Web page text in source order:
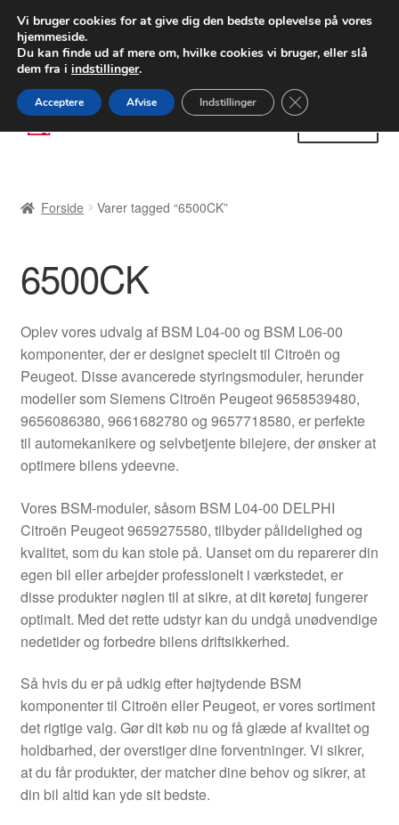
LEVERING fra 55 kr.
FEDEX verdensomspændende forsendelse
80 82 72 02
Spring
til
Spring
til
Betalinger
Kasse
Klageprocedure
Kontakte
Kurv
Levering
Min Konto
Om os
Privatlivspolitik
Vilkår og betingelser
Forside Varer tagged “6500CK”
6500CK
Oplev vores udvalg af BSM L04-00 og BSM L06-00
komponenter, der er designet specielt til Citroën og
Peugeot. Disse avancerede styringsmoduler, herunder
modeller som Siemens Citroën Peugeot 9658539480,
9656086380, 9661682780 og 9657718580, er perfekte
til automekanikere og selvbetjente bilejere, der ønsker at
optimere bilens ydeevne.
Vores BSM-moduler, såsom BSM L04-00 DELPHI
Citroën Peugeot 9659275580, tilbyder pålidelighed og
kvalitet, som du kan stole på. Uanset om du reparerer din
egen bil eller arbejder professionelt i værkstedet, er
disse produkter nøglen til at sikre, at dit køretøj fungerer
optimalt. Med det rette udstyr kan du undgå unødvendige
nedetider og forbedre bilens driftsikkerhed.
Så hvis du er på udkig efter højtydende BSM
komponenter til Citroën eller Peugeot, er vores sortiment
det rigtige valg. Gør dit køb nu og få glæde af kvalitet og
holdbarhed, der overstiger dine forventninger. Vi sikrer,
at du får produkter, der matcher dine behov og sikrer, at
din bil altid kan yde sit bedste.
Vi bruger cookies for at give dig den bedste oplevelse på vores
hjemmeside.
Du kan finde ud af mere om, hvilke cookies vi bruger, eller slå
dem fra i indstillinger.
Acceptere Afvise Indstillinger Close GDPR